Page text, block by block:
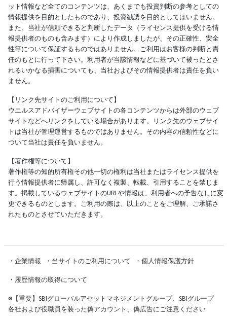
ット情報など全てのコンテンツは、あくまでも投資判断の参考としての
情報提供を目的としたものであり、投資勧誘を目的としてはいません。
また、当社が信頼できると判断したデータ（ライセンス提供を受ける情
報提供者のものも含みます）により作成しましたが、その正確性、安全
性等について保証するものではありません。ご利用はお客様の判断と責
任のもとに行って下さい。利用者が当該情報などに基づいて被ったとさ
れるいかなる損害についても、当社およびその情報提供者は責任を負い
ません。
【リンク先サイトのご利用について】
ウエルスアドバイザーウェブサイトの各コンテンツからは外部のウェブ
サイトなどへリンクをしている場合があります。リンク先のウェブサイ
トは当社が管理運営するものではありません。その内容の信頼性などに
ついて当社は責任を負いません。
【著作権等について】
著作権等の知的所有権その他一切の権利は当社またはライセンス提供を
行う情報提供者に帰属し、許可なく複製、転載、引用することを禁じま
す。掲載しているウェブサイトのURLや情報は、利用者への予告なしに変
更できるものとします。ご利用の際は、以上のことをご理解、ご承諾さ
れたものとさせていただきます。
・ 企業情報 ・ 当サイトのご利用について ・ 個人情報保護方針
・ 履歴情報の取得について
※【重要】SBIグローバルアセットマネジメントグループ、SBIグループ
各社および役職員を装った偽アカウント、偽広告にご注意ください